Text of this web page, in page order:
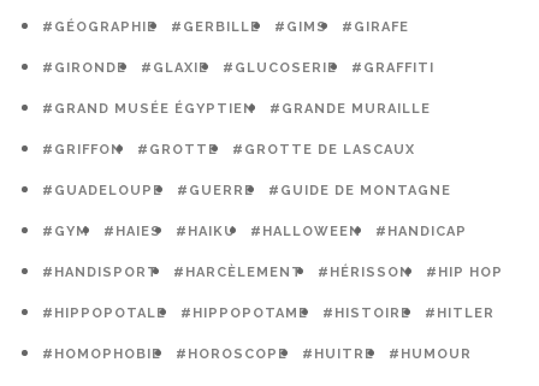
#GÉOGRAPHIE #GERBILLE #GIMS #GIRAFE
#GIRONDE #GLAXIE #GLUCOSERIE #GRAFFITI
#GRAND MUSÉE ÉGYPTIEN #GRANDE MURAILLE
#GRIFFON #GROTTE #GROTTE DE LASCAUX
#GUADELOUPE #GUERRE #GUIDE DE MONTAGNE
#GYM #HAIES #HAIKU #HALLOWEEN #HANDICAP
#HANDISPORT #HARCÈLEMENT #HÉRISSON #HIP HOP
#HIPPOPOTALE #HIPPOPOTAME #HISTOIRE #HITLER
#HOMOPHOBIE #HOROSCOPE #HUITRE #HUMOUR